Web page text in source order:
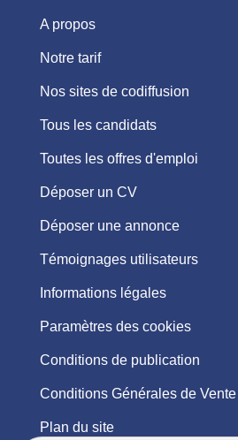
A propos
Notre tarif
Nos sites de codiffusion
Tous les candidats
Toutes les offres d'emploi
Déposer un CV
Déposer une annonce
Témoignages utilisateurs
Informations légales
Paramètres des cookies
Conditions de publication
Conditions Générales de Vente
Plan du site